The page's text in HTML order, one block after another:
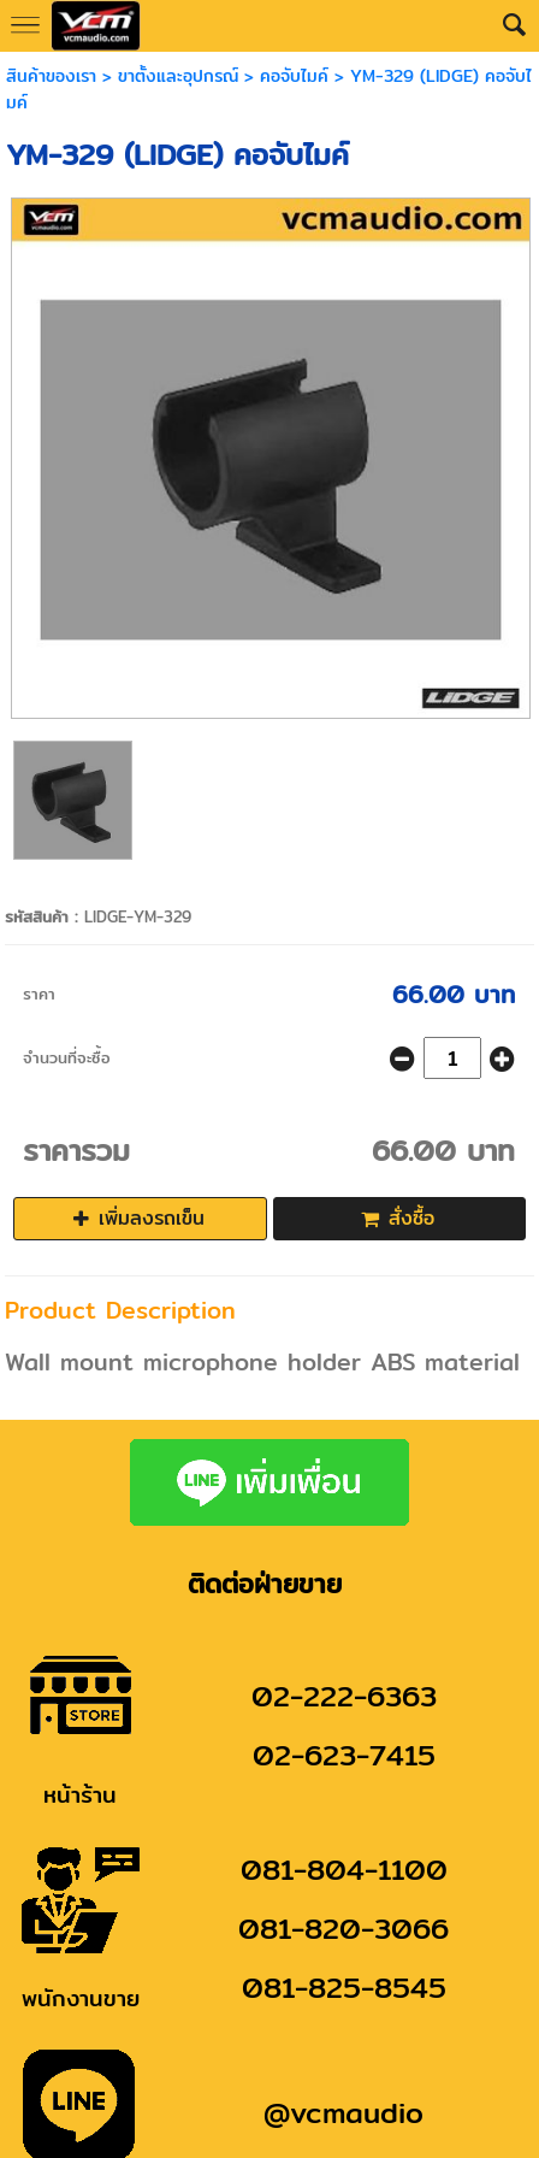
สินค้าของเรา> ขาตั้งและอุปกรณ์> คอจับไมค์> YM-329 (LIDGE) คอจับไ
มค์
YM-329 (LIDGE) คอจับไมค์
รหัสสินค้า :LIDGE-YM-329
ราคา 66.00 บาท
จำนวนที่จะซื้อ
ราคารวม 66.00 บาท
เพิ่มลงรถเข็น สั่งซื้อ
Product Description
Wall mount microphone holder ABS material
ติดต่อฝ่ายขาย
หน้าร้าน
02-222-6363
02-623-7415
พนักงานขาย
081-804-1100
081-820-3066
081-825-8545
@vcmaudio